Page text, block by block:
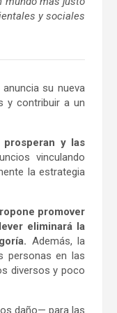
y sociales
su nueva
y contribuir a un
y las
vinculando
la estrategia
promover
eliminará la
Además, la
personas en las
diversos y poco
daño— para las